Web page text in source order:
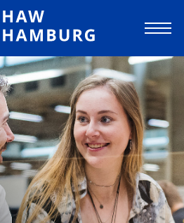
für Angewandte